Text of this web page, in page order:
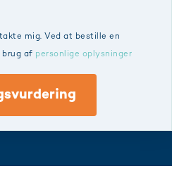
mig. Ved at bestille en
brug af personlige oplysninger